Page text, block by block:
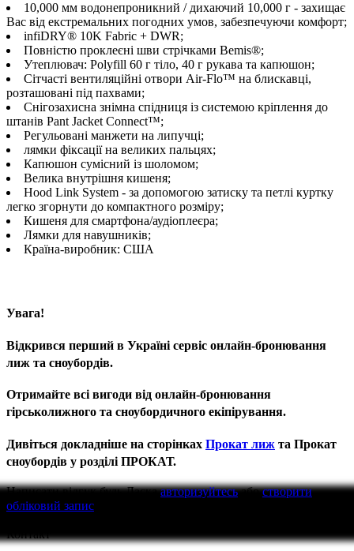
10,000 мм водонепроникний / дихаючий 10,000 г - захищає
Вас від екстремальних погодних умов, забезпечуючи комфорт;
infiDRY® 10K Fabric + DWR;
Повністю проклеєні шви стрічками Bemis®;
Утеплювач: Polyfill 60 г тіло, 40 г рукава та капюшон;
Сітчасті вентиляційні отвори Air-Flo™ на блискавці,
розташовані під пахвами;
Снігозахисна знімна спідниця із системою кріплення до
штанів Pant Jacket Connect™;
Регульовані манжети на липучці;
лямки фіксації на великих пальцях;
Капюшон сумісний із шоломом;
Велика внутрішня кишеня;
Hood Link System - за допомогою затиску та петлі куртку
легко згорнути до компактного розміру;
Кишеня для смартфона/аудіоплеєра;
Лямки для навушників;
Країна-виробник: США
Увага!
Відкрився перший в Україні сервіс онлайн-бронювання
лиж та сноубордів.
Отримайте всі вигоди від онлайн-бронювання
гірськолижного та сноубордичного екіпірування.
Дивіться докладніше на сторінках Прокат лиж та Прокат
сноубордів у розділі ПРОКАТ.
Написати відгукбудь Ласкаавторизуйтесьабостворити
обліковий запис
Контакт